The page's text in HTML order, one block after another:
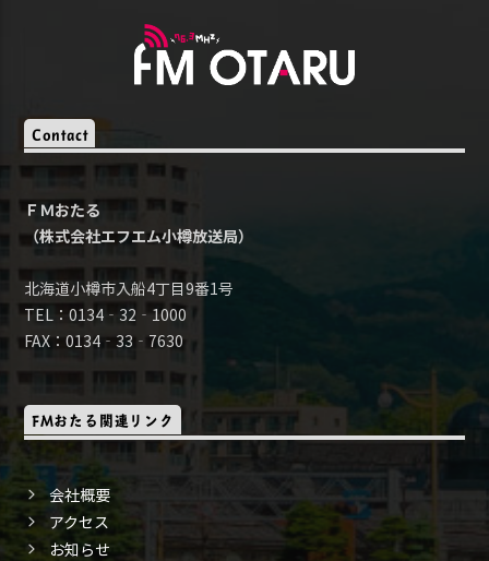
Contact
ＦＭおたる
（株式会社エフエム小樽放送局）
北海道小樽市入船4丁目9番1号
TEL：0134‐32‐1000
FAX：0134‐33‐7630
FMおたる関連リンク
会社概要
アクセス
お知らせ